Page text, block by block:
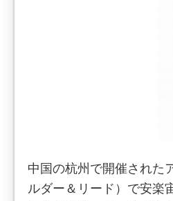
中国の杭州で開催された
ルダー＆リード）で安楽